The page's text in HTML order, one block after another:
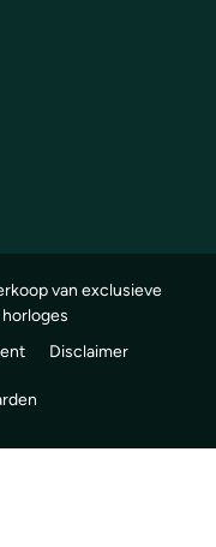
van exclusieve
horloges
Disclaimer